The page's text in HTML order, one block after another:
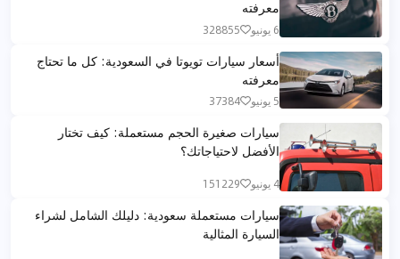
معرفته
6 يونيو 328855
أسعار سيارات تويوتا في السعودية: كل ما تحتاج
معرفته
5 يونيو 37384
سيارات صغيرة الحجم مستعملة: كيف تختار
الأفضل لاحتياجاتك؟
4 يونيو 151229
سيارات مستعملة سعودية: دليلك الشامل لشراء
السيارة المثالية